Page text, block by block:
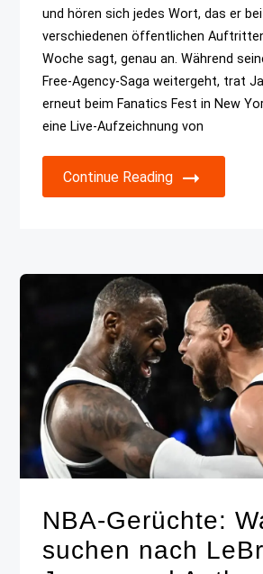
und hören sich jedes Wort, das er
verschiedenen öffentlichen
Woche sagt, genau an. Während
Free-Agency-Saga weitergeht, trat
erneut beim Fanatics Fest in New
eine Live-Aufzeichnung von
Continue Reading
NBA-Gerüchte:
suchen nach